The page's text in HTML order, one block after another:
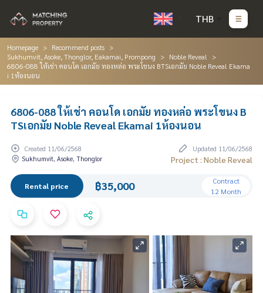
THB
Homepage
Recommend posts
Sukhumvit, Asoke, Thonglor, Eakamai, Prompong
Noble Reveal
6806-088 ให้เช่า คอนโด เอกมัย ทองหล่อ พระโขนง BTSเอกมัย Noble Reveal Ekama
i 1ห้องนอน
6806-088 ให้เช่า คอนโด เอกมัย ทองหล่อ พระโขนง B
TSเอกมัย Noble Reveal Ekamai 1ห้องนอน
Created 11/06/2568
Updated 11/06/2568
Sukhumvit, Asoke, Thonglor
Project : Noble Reveal
Rental price ฿35,000
Contract
12 Month